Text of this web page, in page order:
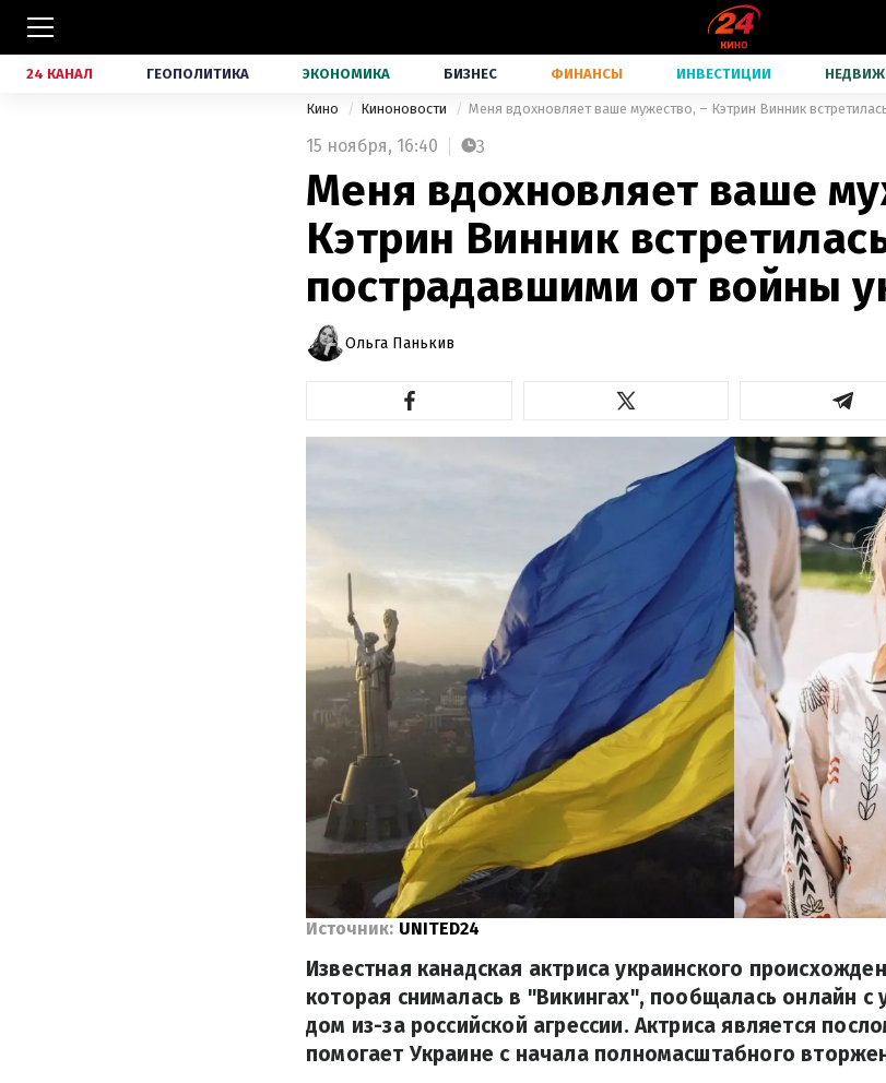
24 КАНАЛ ГЕОПОЛИТИКА ЭКОНОМИКА БИЗНЕС ФИНАНСЫ ИНВЕСТИЦИИ
Кино Киноновости Меня вдохновляет ваше мужество, – Кэтрин Винник
15 ноября, 16:40 3
Меня вдохновляет ваше
Кэтрин Винник
пострадавшими от войны
Ольга Панькив
Источник: UNITED24
Известная канадская актриса украинского
которая снималась в "Викингах", пообщалась онлайн
дом из-за российской агрессии. Актриса является
помогает Украине с начала полномасштабного